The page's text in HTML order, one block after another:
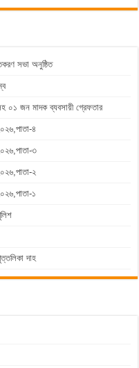
সভা অনুষ্ঠিত
০১ জন মাদক ব্যবসায়ী গ্রেফতার
৪
৩
২
১
দাহ